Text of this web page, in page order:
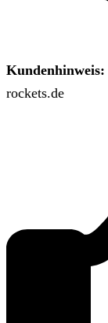
Kundenhinweis:
rockets.de